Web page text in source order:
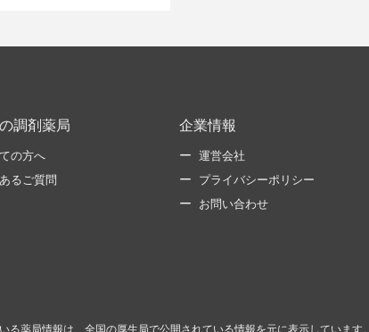
調剤薬局
の方へ
るご質問
企業情報
運営会社
プライバシーポリシー
お問い合わせ
る薬局情報は、全国の厚生局で公開されている情報を元に表示しています。